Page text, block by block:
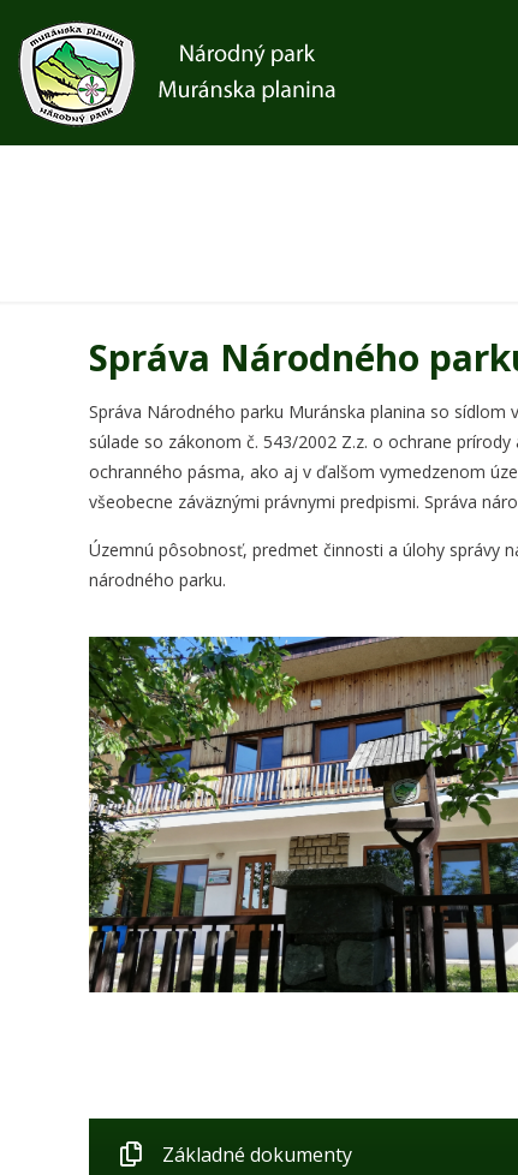
Správa Národného
Správa Národného parku Muránska planina so
súlade so zákonom č. 543/2002 Z.z. o ochrane
ochranného pásma, ako aj v ďalšom vymedzenom
všeobecne záväznými právnymi predpismi. Správa
Územnú pôsobnosť, predmet činnosti a úlohy správy
národného parku.
Základné dokumenty